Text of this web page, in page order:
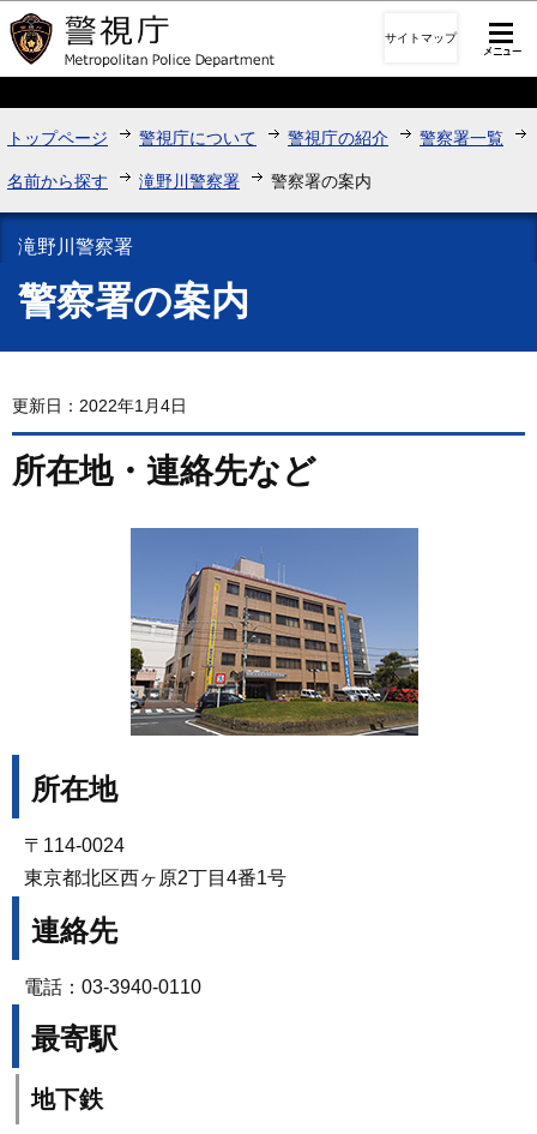
このページの本文へ移動
サイトマップ
トップページ 警視庁について 警視庁の紹介 警察署一覧
名前から探す 滝野川警察署 警察署の案内
滝野川警察署
警察署の案内
更新日：2022年1月4日
所在地・連絡先など
所在地
〒114-0024
東京都北区西ヶ原2丁目4番1号
連絡先
電話：03-3940-0110
最寄駅
地下鉄